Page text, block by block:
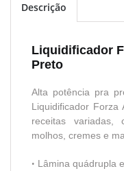
Descrição
Liquidificador
Preto
Alta potência pra
Liquidificador
receitas variadas,
molhos, cremes e
• Lâmina quádrupla